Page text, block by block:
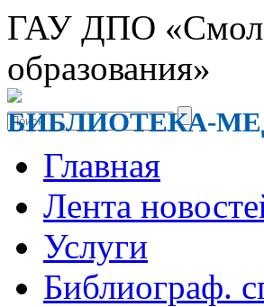
ГАУ ДПО
образования»
БИБЛИОТЕКА-
Главная
Лента
Услуги
Библиограф.